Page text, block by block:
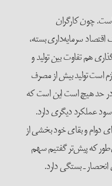
چون کارگران
سرمایه‌داری بسته،
هم تفاوت بین تولید و
است تولید بیش از مصرف
در حد هیچ است این است که
عملکرد دیگری دارد.
دوام و بقای خود بخشی از
که پیش‌تر گفتیم سهم
انحصار ـ بستگی دارد.